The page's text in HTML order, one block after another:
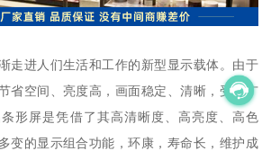
走进人们生活和工作的新型显示载体。由于
省空间、亮度高，画面稳定、清晰，受到广
形屏是凭借了其高清晰度、高亮度、高色
变的显示组合功能，环康，寿命长，维护成